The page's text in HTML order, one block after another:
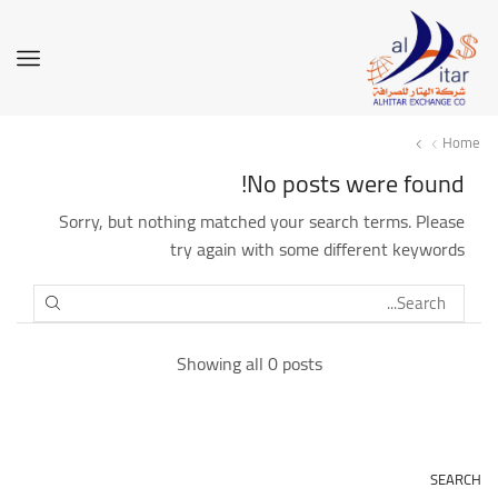
Home
No posts were found!
Sorry, but nothing matched your search terms. Please
try again with some different keywords
SEARCH
Showing all 0 posts
SEARCH